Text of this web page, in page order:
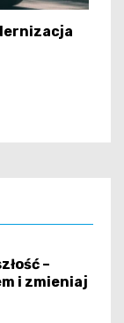
–
i zmieniaj